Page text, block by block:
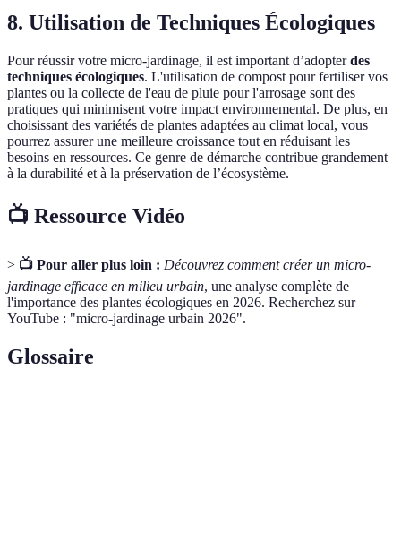
8. Utilisation de Techniques Écologiques
Pour réussir votre micro-jardinage, il est important d’adopterdes
techniques écologiques. L'utilisation de compost pour fertiliser vos
plantes ou la collecte de l'eau de pluie pour l'arrosage sont des
pratiques qui minimisent votre impact environnemental. De plus, en
choisissant des variétés de plantes adaptées au climat local, vous
pourrez assurer une meilleure croissance tout en réduisant les
besoins en ressources. Ce genre de démarche contribue grandement
à la durabilité et à la préservation de l’écosystème.
📺 Ressource Vidéo
> 📺 Pour aller plus loin : Découvrez comment créer un micro-
jardinage efficace en milieu urbain, une analyse complète de
l'importance des plantes écologiques en 2026. Recherchez sur
YouTube : "micro-jardinage urbain 2026".
Glossaire